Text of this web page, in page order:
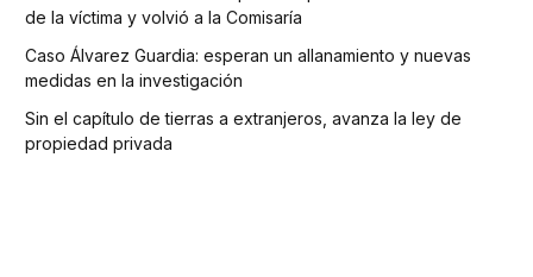
de la víctima y volvió a la Comisaría
Caso Álvarez Guardia: esperan un allanamiento y nuevas
medidas en la investigación
Sin el capítulo de tierras a extranjeros, avanza la ley de
propiedad privada